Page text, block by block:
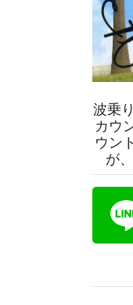
波乗
カウ
ウン
が